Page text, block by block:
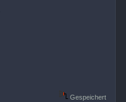
Gespeichert